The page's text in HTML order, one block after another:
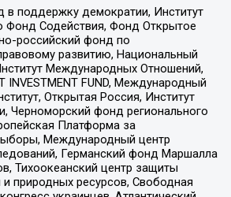
поддержку демократии, Институт
Фонд Содействия, Фонд Открытое
российский фонд по
развитию, Национальный
Международных Отношений,
INVESTMENT FUND, Международный
Открытая Россия, Институт
Черноморский фонд регионального
Платформа за
Международный центр
Германский фонд Маршалла
Тихоокеанский центр защиты
природных ресурсов, Свободная